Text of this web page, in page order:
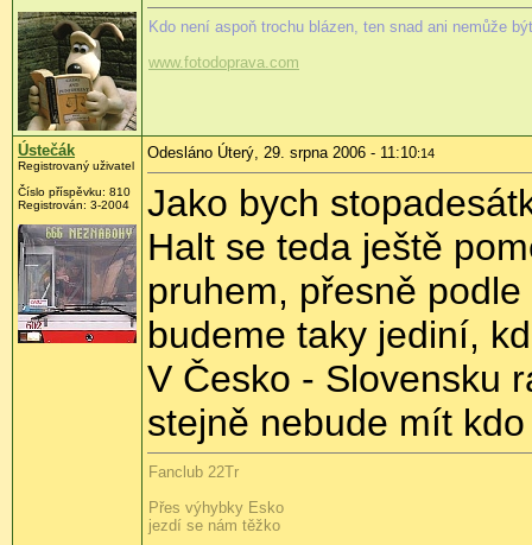
Kdo není aspoň trochu blázen, ten snad ani nemůže
www.fotodoprava.com
Ústečák
Registrovaný uživatel
Číslo příspěvku: 810
Registrován: 3-2004
Odesláno Úterý, 29. srpna 2006 - 11:10:14
Jako bych
Halt se teda ještě
pruhem, přesně
budeme taky jediní,
V Česko - Slovensku
stejně nebude mít
Fanclub 22Tr
Přes výhybky Esko
jezdí se nám těžko